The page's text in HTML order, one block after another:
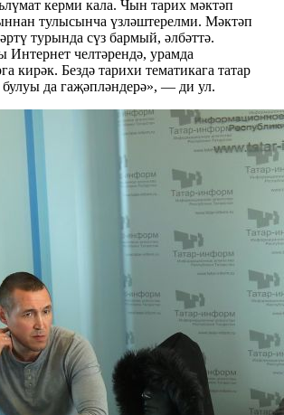
керми кала. Чын тарих мәктәп
тулысынча үзләштерелми. Мәктәп
турында сүз бармый, әлбәттә.
Интернет челтәрендә, урамда
кирәк. Бездә тарихи тематикага татар
да гаҗәпләндерә», — ди ул.